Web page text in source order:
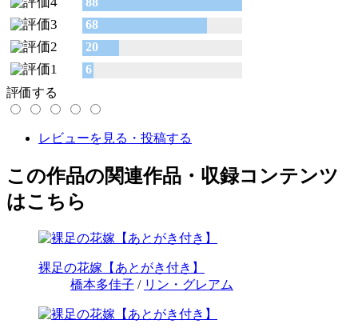
68
20
6
評価する
レビューを見る・投稿する
この作品の関連作品・収録コンテンツ
はこちら
裸足の花嫁【あとがき付き】
橋本多佳子 / リン・グレアム